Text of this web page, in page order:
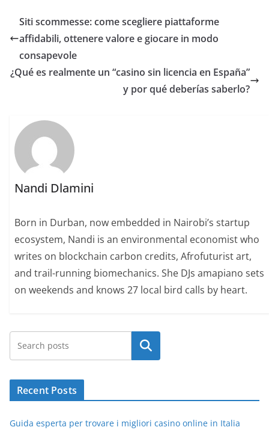
Siti scommesse: come scegliere piattaforme
affidabili, ottenere valore e giocare in modo
consapevole
¿Qué es realmente un “casino sin licencia en España”
y por qué deberías saberlo?
Nandi Dlamini
Born in Durban, now embedded in Nairobi’s startup
ecosystem, Nandi is an environmental economist who
writes on blockchain carbon credits, Afrofuturist art,
and trail-running biomechanics. She DJs amapiano sets
on weekends and knows 27 local bird calls by heart.
Search
Recent Posts
Guida esperta per trovare i migliori casino online in Italia